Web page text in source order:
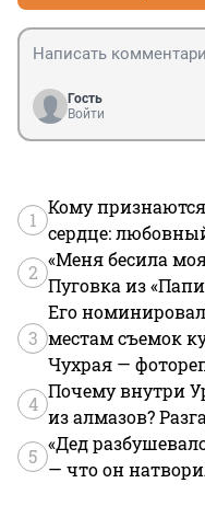
Гость
Войти
1
Кому
сердце:
2
«Меня бесила
Пуговка из
3
Его
местам съемок
Чухрая —
4
Почему внутри
из алмазов?
5
«Дед
— что он